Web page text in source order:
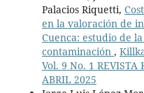
Palacios Riquetti,
en la valoración de
Cuenca: estudio de
contaminación ,
Vol. 9 No. 1 REVISTA
ABRIL 2025